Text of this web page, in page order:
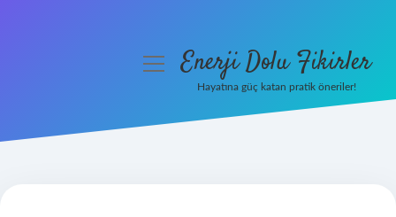
menüyüEnerji Dolu Fikirler
Hayatına güç katan pratik öneriler!